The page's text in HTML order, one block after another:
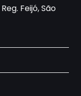
Feijó, São